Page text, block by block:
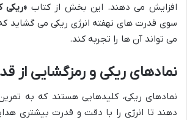
افزایش می دهند. این بخش از کتاب «ریکی
سوی قدرت های نهفته انرژی ریکی می گشاید
می تواند آن ها را تجربه کند.
نمادهای ریکی و رمزگشایی از
نمادهای ریکی، کلیدهایی هستند که به
دهند تا انرژی را با دقت و قدرت بیشتری